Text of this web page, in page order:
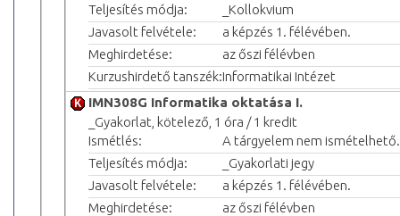
Teljesítés módja:
_Kollokvium
Javasolt felvétele:
a képzés 1. félévében.
Meghirdetése:
az őszi félévben
Kurzushirdető tanszék:Informatikai Intézet
IMN308G Informatika oktatása I.
_Gyakorlat, kötelező, 1 óra / 1 kredit
Ismétlés:
A tárgyelem nem ismételhető.
Teljesítés módja:
_Gyakorlati jegy
Javasolt felvétele:
a képzés 1. félévében.
Meghirdetése:
az őszi félévben